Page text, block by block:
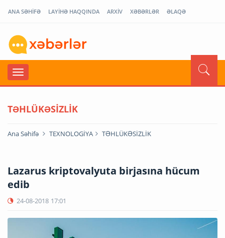
ANA SƏHİFƏ LAYİHƏ HAQQINDA ARXİV XƏBƏRLƏR ƏLAQƏ
TƏHLÜKƏSİZLİK
Ana Səhifə TEXNOLOGİYA TƏHLÜKƏSİZLİK
Lazarus kriptovalyuta birjasına hücum
edib
24-08-2018 17:01